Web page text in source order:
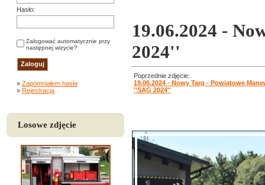
Hasło:
Zalogować automatycznie przy
następnej wizycie?
» Zapomniałem hasła
» Rejestracja
Losowe zdjęcie
19.06.2024 -
2024''
Poprzednie zdjęcie:
19.06.2024 - Nowy Targ - Powiatowe
''SAG 2024''